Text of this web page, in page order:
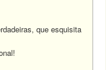
que esquisita